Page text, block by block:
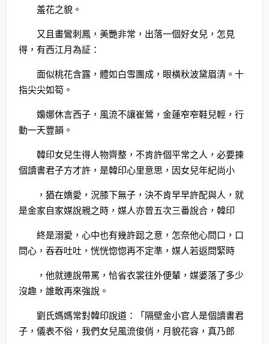
羞花之貌。
又且畫鸞刺鳳，美艷非常，出落一個好女兒，怎見
得，有西江月為証：
面似桃花含露，體如白雪團成，眼橫秋波黛眉清。十
指尖尖如筍。
嬝娜休言西子，風流不讓崔鶯，金蓮窄窄鞋兒輕，行
動一天豐韻。
韓印女兒生得人物齊整，不肯許個平常之人，必要揀
個讀書君子方才許，是韓印心里意思，因女兒年紀尚小
，猶在嬌愛，況膝下無子，決不肯早早許配與人，就
是金家自家媒說親之時，媒人亦曾五次三番說合，韓印
終是溺愛，心中也有幾許跽之意，怎奈他心問口，口
問心，吞吞吐吐，恍恍惚惚再不定準，媒人若返問緊時
，他就連說帶罵，恰省衣裳往外便輦，媒婆落了多少
沒趣，誰敢再來強說。
劉氏媽媽常對韓印說道：「隔壁金小官人是個讀書君
子，儀表不俗，我們女兒風流俊俏，月貌花容，真乃郎